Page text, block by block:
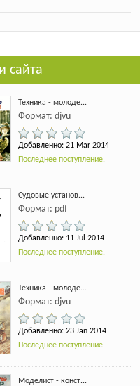
сайта
Техника - молоде...
Формат: djvu
Добавленно: 21 Mar 2014
Последнее поступление.
Судовые установ...
Формат: pdf
Добавленно: 11 Jul 2014
Последнее поступление.
Техника - молоде...
Формат: djvu
Добавленно: 23 Jan 2014
Последнее поступление.
Моделист - конст...